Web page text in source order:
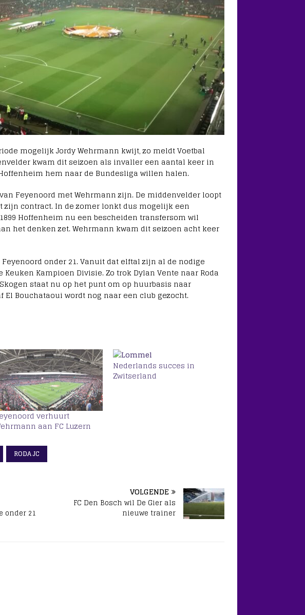
mogelijk Jordy Wehrmann kwijt, zo meldt Voetbal
kwam dit seizoen als invaller een aantal keer in
hem naar de Bundesliga willen halen.
Feyenoord met Wehrmann zijn. De middenvelder loopt
zijn contract. In de zomer lonkt dus mogelijk een
Hoffenheim nu een bescheiden transfersom wil
het denken zet. Wehrmann kwam dit seizoen acht keer
onder 21. Vanuit dat elftal zijn al de nodige
Kampioen Divisie. Zo trok Dylan Vente naar Roda
staat nu op het punt om op huurbasis naar
El Bouchataoui wordt nog naar een club gezocht.
verhuurt
aan FC Luzern
Nederlands succes in
Zwitserland
RODA JC
onder 21
VOLGENDE
FC Den Bosch wil De Gier als
nieuwe trainer